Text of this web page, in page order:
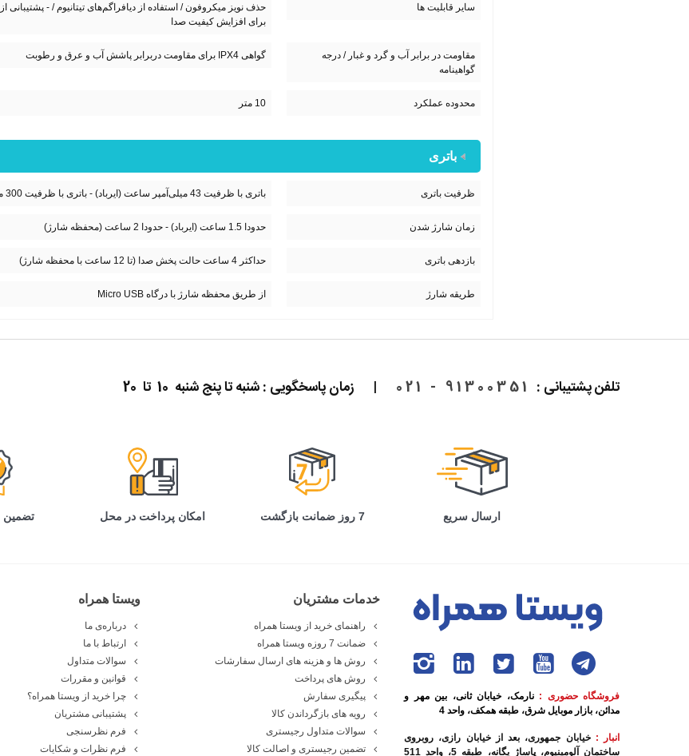
سایر قابلیت ها
برای افزایش کیفیت صدا
مقاومت در برابر آب و گرد و غبار / درجه
گواهینامه
گواهی IPX4 برای مقاومت دربرابر پاشش آب و عرق و رطوبت
محدوده عملکرد 10 متر
باتری
ظرفیت باتری باتری با ظرفیت 43 میلی‌آمپر ساعت (ایرباد) - باتری با ظرفیت 300 میلی‌آمپر ساعت (محفظه شارژ)
زمان شارژ شدن حدودا 1.5 ساعت (ایرباد) - حدودا 2 ساعت (محفظه شارژ)
بازدهی باتری حداکثر 4 ساعت حالت پخش صدا (تا 12 ساعت با محفظه شارژ)
طریقه شارژ از طریق محفظه شارژ با درگاه Micro USB
تلفن پشتیبانی : 91300351 - 021
| زمان پاسخگویی : شنبه تا پنج شنبه 10 تا 20
ارسال سریع 7 روز ضمانت بازگشت امکان پرداخت در محل تضمین
فروشگاه حضوری : نارمک، خیابان ثانی، بین مهر و
مدائن، بازار موبایل شرق، طبقه همکف، واحد 4
انبار : خیابان جمهوری، بعد از خیابان رازی، روبروی
ساختمان آلومینیوم، پاساژ یگانه، طبقه 5، واحد 511
خدمات مشتریان
راهنمای خرید از ویستا همراه
ضمانت 7 روزه ویستا همراه
روش ها و هزینه های ارسال سفارشات
روش های پرداخت
پیگیری سفارش
رویه های بازگرداندن کالا
سوالات متداول رجیستری
تضمین رجیستری و اصالت کالا
ویستا همراه
درباره‌ی ما
ارتباط با ما
سوالات متداول
قوانین و مقررات
چرا خرید از ویستا همراه؟
پشتیبانی مشتریان
فرم نظرسنجی
فرم نظرات و شکایات